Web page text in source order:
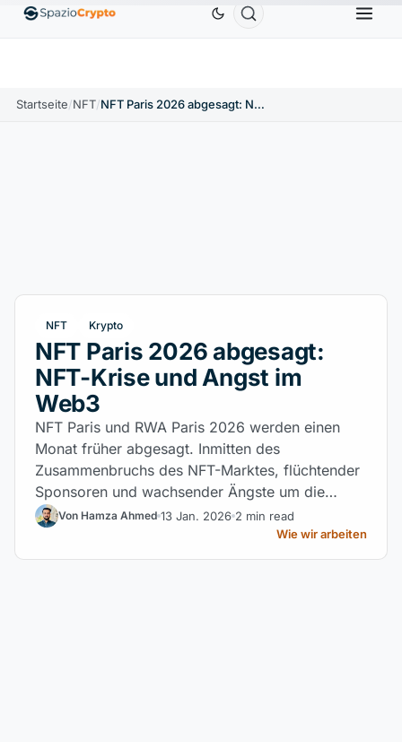
EthereumETH1.880,58 $ Tether USDT BNB
Startseite/NFT/ NFT Paris 2026 abgesagt: NFT-Krise und Angst im Web3
NFT Krypto
NFT Paris 2026 abgesagt:
NFT-Krise und Angst im
Web3
NFT Paris und RWA Paris 2026 werden einen
Monat früher abgesagt. Inmitten des
Zusammenbruchs des NFT-Marktes, flüchtender
Sponsoren und wachsender Ängste um die
persönliche Sicherheit schließt Europas
Flaggschiff-Veranstaltung Web3 ein historisches
Kapitel ab.
Von Hamza Ahmed 13 Jan. 2026 2 min read
Wie wir arbeiten